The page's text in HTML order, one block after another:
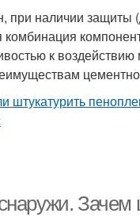
при наличии защиты
комбинация
к
Зачем